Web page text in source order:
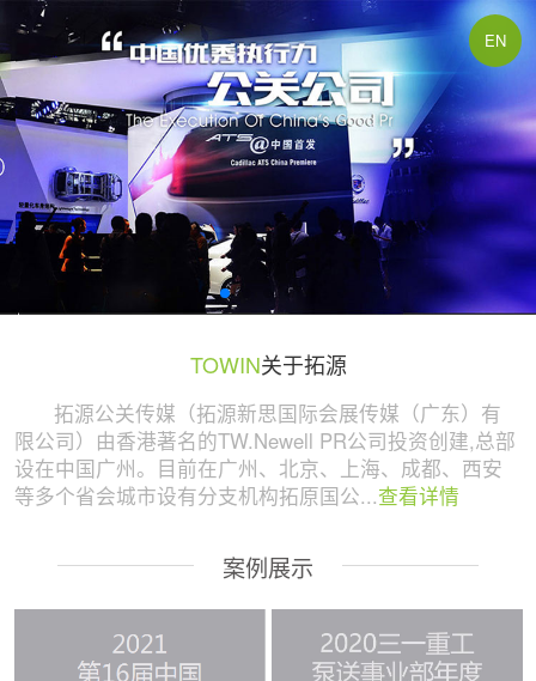
EN
广州活动策划与执行公司 | 拓源策划
TOWIN关于拓源
拓源公关传媒（拓源新思国际会展传媒（广东）有
限公司）由香港著名的TW.Newell PR公司投资创建,总部
设在中国广州。目前在广州、北京、上海、成都、西安
等多个省会城市设有分支机构拓原国公...查看详情
案例展示